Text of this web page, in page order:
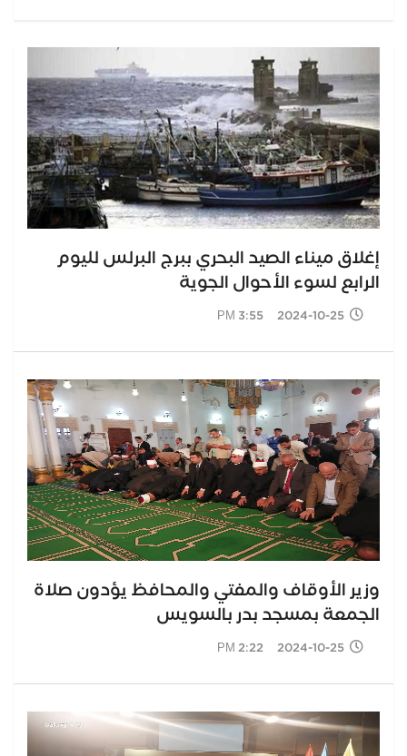
إغلاق ميناء الصيد البحري ببرج البرلس لليوم
الرابع لسوء الأحوال الجوية
2024-10-25 3:55 PM
وزير الأوقاف والمفتي والمحافظ يؤدون صلاة
الجمعة بمسجد بدر بالسويس
2024-10-25 2:22 PM